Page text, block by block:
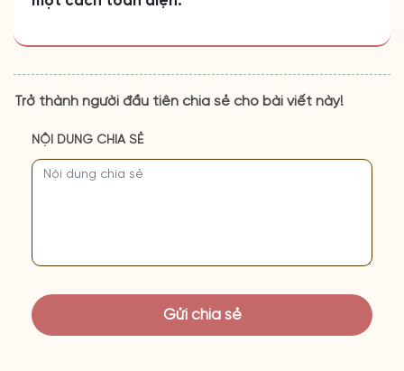
Trở thành người đầu tiên chia sẻ cho bài viết này!
NỘI DUNG CHIA SẺ